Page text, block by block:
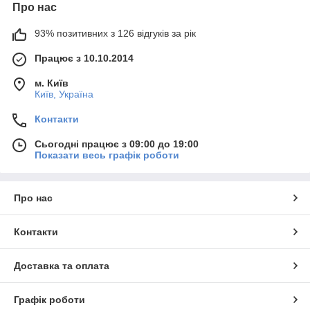
Про нас
93% позитивних з 126 відгуків за рік
Працює з 10.10.2014
м. Київ
Київ, Україна
Контакти
Сьогодні працює з 09:00 до 19:00
Показати весь графік роботи
Про нас
Контакти
Доставка та оплата
Графік роботи